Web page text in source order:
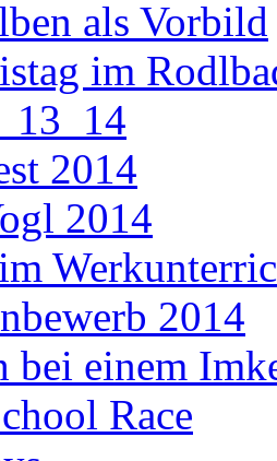
als Vorbild
im
2014
2014
2014
bei einem
Race